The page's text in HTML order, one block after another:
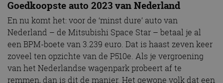
Goedkoopste auto 2023 van Nederland
En nu komt het: voor de ‘minst dure’ auto van
Nederland – de Mitsubishi Space Star – betaal je al
een BPM-boete van 3.239 euro. Dat is haast zeven keer
zoveel ten opzichte van de P510e. Als je vergroening
van het Nederlandse wagenpark probeert af te
remmen, dan is dit de manier. Het gewone volk dat een